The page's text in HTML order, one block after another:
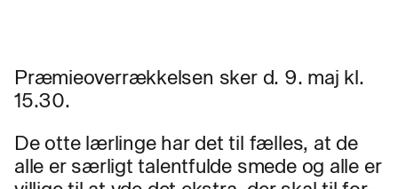
Præmieoverrækkelsen sker d. 9. maj kl.
15.30.
De otte lærlinge har det til fælles, at de
alle er særligt talentfulde smede og alle er